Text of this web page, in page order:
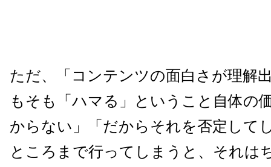
ただ、「コンテンツの面白さが理解
もそも「ハマる」ということ自体の
からない」「だからそれを否定して
ところまで行ってしまうと、それは